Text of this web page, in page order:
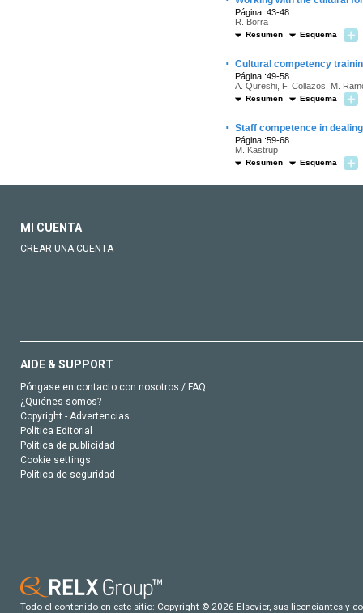
Página :43-48
R. Borra
Resumen Esquema
· Cultural competency
Página :49-58
A. Qureshi, F. Collazos, M.
Resumen Esquema
· Staff competence in
Página :59-68
M. Kastrup
Resumen Esquema
MI CUENTA
CREAR UNA CUENTA
AIDE & SUPPORT
Póngase en contacto con nosotros / FAQ
¿Quiénes somos?
Copyright - Advertencias
Política Editorial
Política de publicidad
Cookie settings
Política de seguridad
Todo el contenido en este sitio: Copyright © 2026 Elsevier, sus licenciantes y